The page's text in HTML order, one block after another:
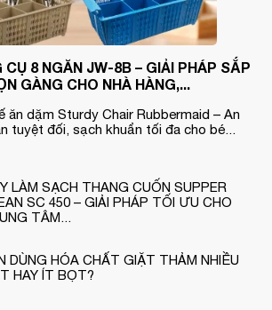
8 NGĂN JW-8B – GIẢI PHÁP SẮP
GÀNG CHO NHÀ HÀNG,...
ăn dặm Sturdy Chair Rubbermaid – An
tuyệt đối, sạch khuẩn tối đa cho bé...
LÀM SẠCH THANG CUỐN SUPPER
SC 450 – GIẢI PHÁP TỐI ƯU CHO
TÂM...
DÙNG HÓA CHẤT GIẶT THẢM NHIỀU
HAY ÍT BỌT?